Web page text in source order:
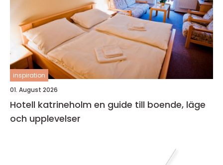
inspiration
01. August 2026
Hotell katrineholm en guide till boende, läge
och upplevelser